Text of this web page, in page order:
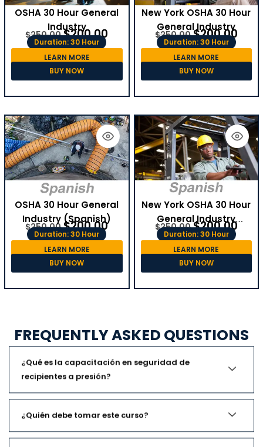
OSHA 30 Hour General
Industry
$250.00 $200.00
Duration: 30 Hour
LEARN MORE
BUY NOW
New York OSHA 30 Hour
General Industry
$250.00 $200.00
Duration: 30 Hour
LEARN MORE
BUY NOW
OSHA 30 Hour General
Industry (Spanish)
$250.00 $200.00
Duration: 30 Hour
LEARN MORE
BUY NOW
New York OSHA 30 Hour
General Industry
(Spanish)
$250.00 $200.00
Duration: 30 Hour
LEARN MORE
BUY NOW
FREQUENTLY ASKED QUESTIONS
¿Qué es la capacitación en seguridad de
recipientes a presión?
¿Quién debe tomar este curso?